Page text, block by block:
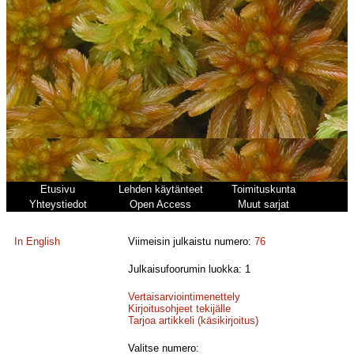
Etusivu Lehden käytänteet
Toimituskunta
Yhteystiedot
Open Access Muut sarjat
In English Viimeisin julkaistu numero:76
Julkaisufoorumin luokka: 1
Vertaisarviointimenettely
Kirjoitusohjeet tekijälle
Tarjoa artikkeli (käsikirjoitus)
Valitse numero: